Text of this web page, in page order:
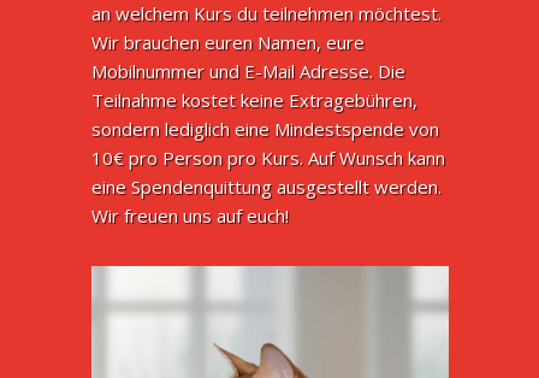
an welchem Kurs du teilnehmen möchtest.
Wir brauchen euren Namen, eure
Mobilnummer und E-Mail Adresse. Die
Teilnahme kostet keine Extragebühren,
sondern lediglich eine Mindestspende von
10€ pro Person pro Kurs. Auf Wunsch kann
eine Spendenquittung ausgestellt werden.
Wir freuen uns auf euch!